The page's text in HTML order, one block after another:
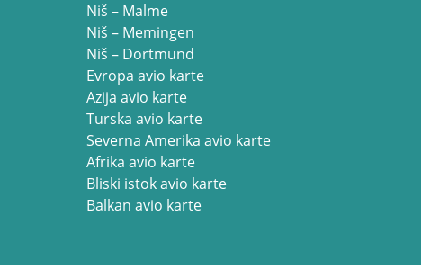
Niš – Malme
Niš – Memingen
Niš – Dortmund
Evropa avio karte
Azija avio karte
Turska avio karte
Severna Amerika avio karte
Afrika avio karte
Bliski istok avio karte
Balkan avio karte